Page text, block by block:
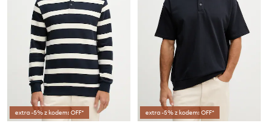
extra -5% z kodem: OFF* extra -5% z kodem: OFF*